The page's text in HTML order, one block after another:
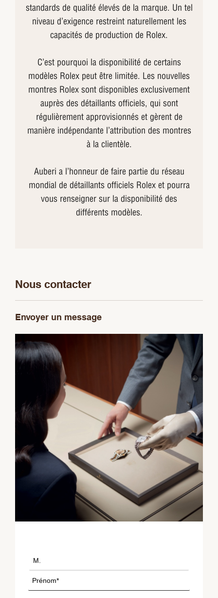
standards de qualité élevés de la marque. Un tel
niveau d’exigence restreint naturellement les
capacités de production de Rolex.
C’est pourquoi la disponibilité de certains
modèles Rolex peut être limitée. Les nouvelles
montres Rolex sont disponibles exclusivement
auprès des détaillants officiels, qui sont
régulièrement approvisionnés et gèrent de
manière indépendante l’attribution des montres
à la clientèle.
Auberi a l’honneur de faire partie du réseau
mondial de détaillants officiels Rolex et pourra
vous renseigner sur la disponibilité des
différents modèles.
Nous contacter
Envoyer un message